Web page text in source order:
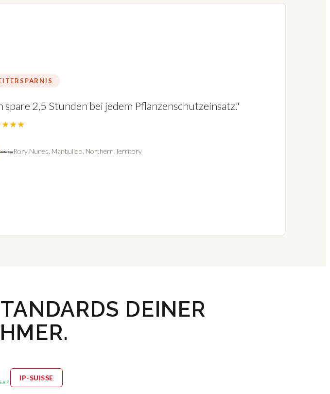
spare 2,5 Stunden bei jedem Pflanzenschutzeinsatz."
Rory Nunes, Manbulloo, Northern Territory
DEINER
IP-SUISSE